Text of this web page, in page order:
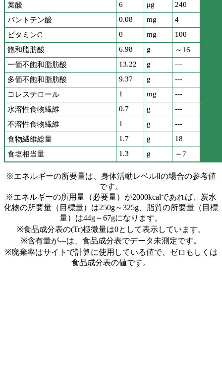
葉酸
6 μg
240
パントテン酸
0.08 mg
4
ビタミンC
0 mg
100
飽和脂肪酸
6.98 g
～16
一価不飽和脂肪酸
13.22 g
---
多価不飽和脂肪酸
9.37 g
---
コレステロール
1 mg
---
水溶性食物繊維
0.7 g
---
不溶性食物繊維
1 g
---
食物繊維総量
1.7 g
18
食塩相当量
1.3 g ～7
※エネルギーの所要量は、身体活動レベルⅡの場合の参考値
です。
※エネルギーの所用量（必要量）が2000kcalであれば、炭水
化物の所要量（目標量）は250g～325g、脂質の所要量（目標
量）は44g～67gになります。
※食品成分表の(Tr)極微量は0として表示しています。
※含有量が---は、食品成分表でデータ未測定です。
※廃棄率はサイトで計算に使用している値で、ゼロもしくは
食品成分表の値です。